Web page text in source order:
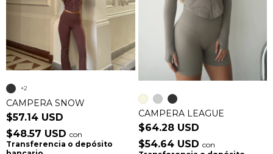
CAMPERA SNOW
$57.14 USD
$48.57 USD con
Transferencia o depósito
+2
CAMPERA LEAGUE
$64.28 USD
$54.64 USD con